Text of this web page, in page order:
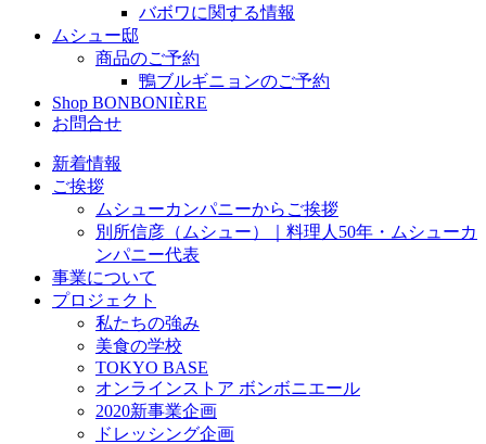
バボワに関する情報
ムシュー邸
商品のご予約
鴨ブルギニョンのご予約
Shop BONBONIÈRE
お問合せ
新着情報
ご挨拶
ムシューカンパニーからご挨拶
別所信彦（ムシュー）｜料理人50年・ムシューカ
ンパニー代表
事業について
プロジェクト
私たちの強み
美食の学校
TOKYO BASE
オンラインストア ボンボニエール
2020新事業企画
ドレッシング企画